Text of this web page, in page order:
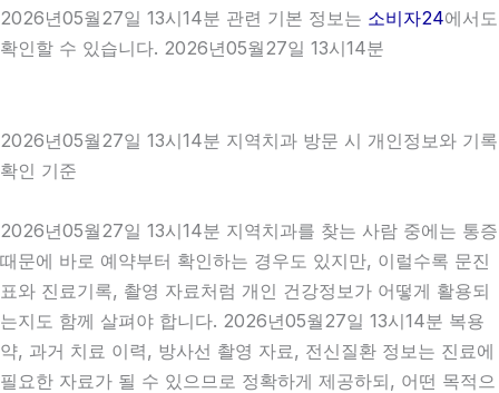
2026년05월27일 13시14분 관련 기본 정보는 소비자24에서도
확인할 수 있습니다. 2026년05월27일 13시14분
2026년05월27일 13시14분 지역치과 방문 시 개인정보와 기록
확인 기준
2026년05월27일 13시14분 지역치과를 찾는 사람 중에는 통증
때문에 바로 예약부터 확인하는 경우도 있지만, 이럴수록 문진
표와 진료기록, 촬영 자료처럼 개인 건강정보가 어떻게 활용되
는지도 함께 살펴야 합니다. 2026년05월27일 13시14분 복용
약, 과거 치료 이력, 방사선 촬영 자료, 전신질환 정보는 진료에
필요한 자료가 될 수 있으므로 정확하게 제공하되, 어떤 목적으